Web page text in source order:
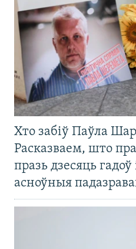
Хто забіў Паўла
Расказваем, што
празь дзесяць гадоў
асноўныя